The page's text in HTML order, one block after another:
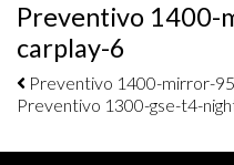
Preventivo
carplay-6
Navigazione
Preventivo 1400-mirror-
Preventivo 1300-gse-t4-